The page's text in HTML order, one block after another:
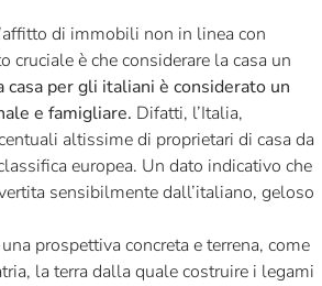
di immobili non in linea con
è che considerare la casa un
casa per gli italiani è considerato un
e famigliare. Difatti, l’Italia,
altissime di proprietari di casa da
europea. Un dato indicativo che
sensibilmente dall’italiano, geloso
prospettiva concreta e terrena, come
la terra dalla quale costruire i legami